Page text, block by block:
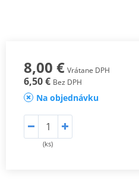
8,00 € Vrátane DPH
6,50 € Bez DPH
Na objednávku
(ks)